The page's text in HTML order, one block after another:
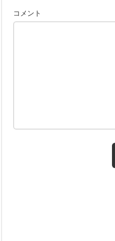
コメント